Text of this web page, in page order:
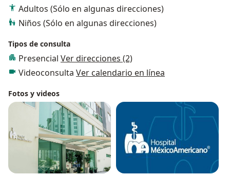
Adultos (Sólo en algunas direcciones)
Niños (Sólo en algunas direcciones)
Tipos de consulta
Presencial Ver direcciones (2)
Videoconsulta Ver calendario en línea
Fotos y videos